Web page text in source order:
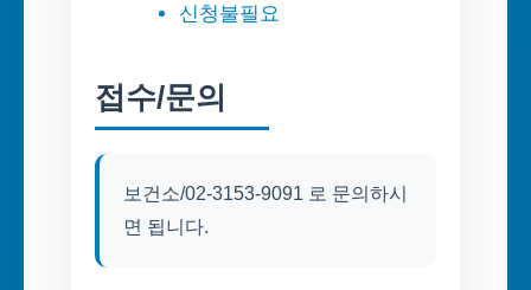
신청불필요
접수/문의
보건소/02-3153-9091 로 문의하시
면 됩니다.